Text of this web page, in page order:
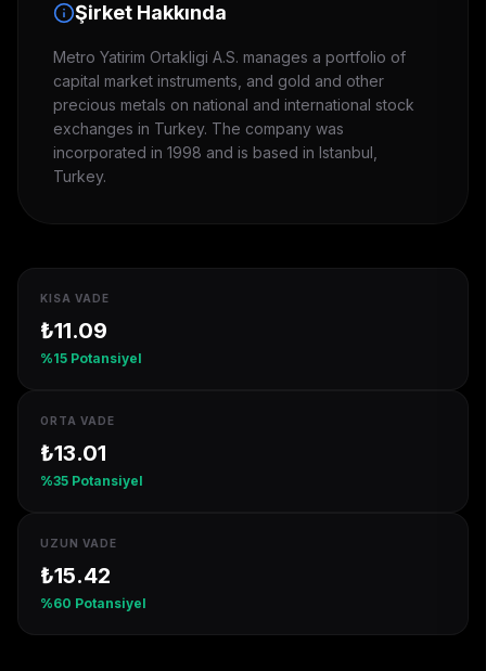
Şirket Hakkında
Metro Yatirim Ortakligi A.S. manages a portfolio of
capital market instruments, and gold and other
precious metals on national and international stock
exchanges in Turkey. The company was
incorporated in 1998 and is based in Istanbul,
Turkey.
KISA VADE
₺11.09
%15 Potansiyel
ORTA VADE
₺13.01
%35 Potansiyel
UZUN VADE
₺15.42
%60 Potansiyel